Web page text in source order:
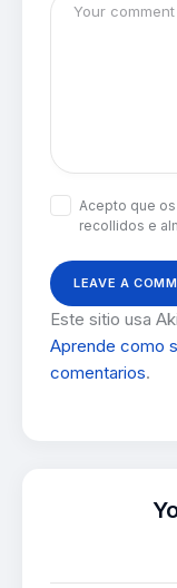
Acepto que
recollidos e
Este sitio usa
Aprende como
comentarios.